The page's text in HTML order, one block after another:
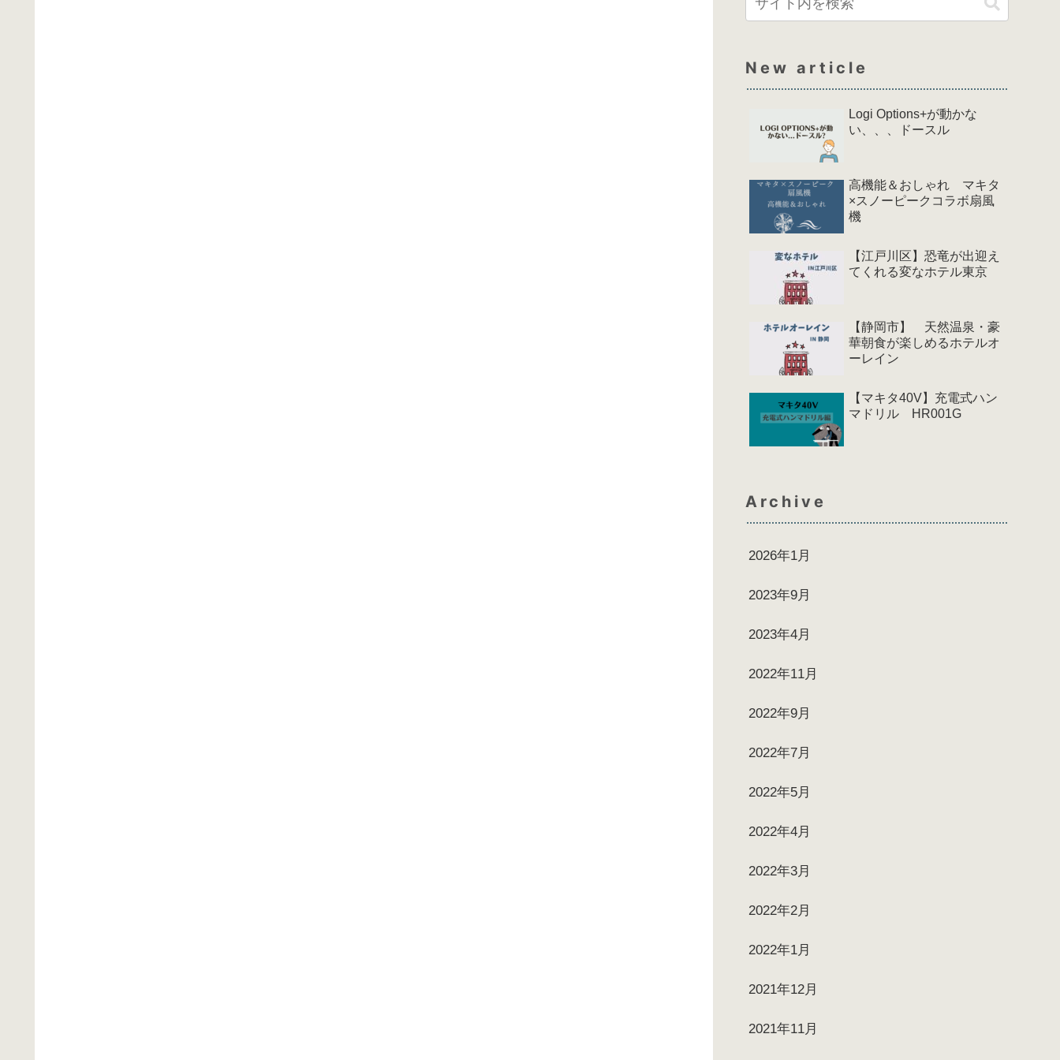
New article
Logi Options+が動かな
い、、、ドースル
高機能＆おしゃれ マキタ
×スノーピークコラボ扇風
機
【江戸川区】恐竜が出迎え
てくれる変なホテル東京
【静岡市】 天然温泉・豪
華朝食が楽しめるホテルオ
ーレイン
【マキタ40V】充電式ハン
マドリル HR001G
Archive
2026年1月
2023年9月
2023年4月
2022年11月
2022年9月
2022年7月
2022年5月
2022年4月
2022年3月
2022年2月
2022年1月
2021年12月
2021年11月